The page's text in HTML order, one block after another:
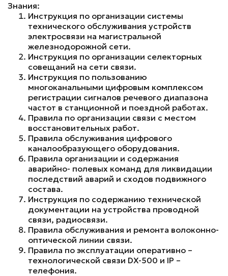
Знания:
Инструкция по организации системы
технического обслуживания устройств
электросвязи на магистральной
железнодорожной сети.
Инструкция по организации селекторных
совещаний на сети связи.
Инструкция по пользованию
многоканальными цифровым комплексом
регистрации сигналов речевого диапазона
частот в станционной и поездной работах.
Правила по организации связи с местом
восстановительных работ.
Правила обслуживания цифрового
каналообразующего оборудования.
Правила организации и содержания
аварийно- полевых команд для ликвидации
последствий аварий и сходов подвижного
состава.
Инструкция по содержанию технической
документации на устройства проводной
связи, радиосвязи.
Правила обслуживания и ремонта волоконно-
оптической линии связи.
Правила по эксплуатации оперативно –
технологической связи DX-500 и IP –
телефония.